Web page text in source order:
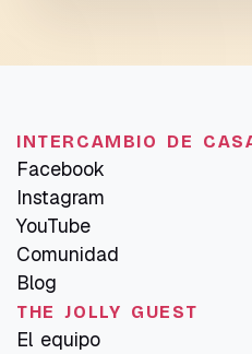
INTERCAMBIO DE
Facebook
Instagram
YouTube
Comunidad
Blog
THE JOLLY GUEST
El equipo